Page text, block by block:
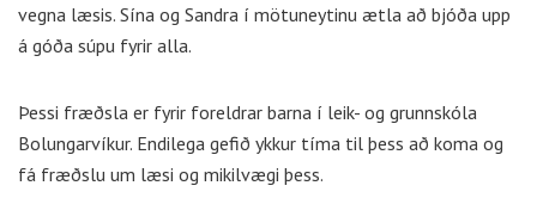
vegna læsis. Sína og Sandra í mötuneytinu ætla að bjóða upp
á góða súpu fyrir alla.
Þessi fræðsla er fyrir foreldrar barna í leik- og grunnskóla
Bolungarvíkur. Endilega gefið ykkur tíma til þess að koma og
fá fræðslu um læsi og mikilvægi þess.